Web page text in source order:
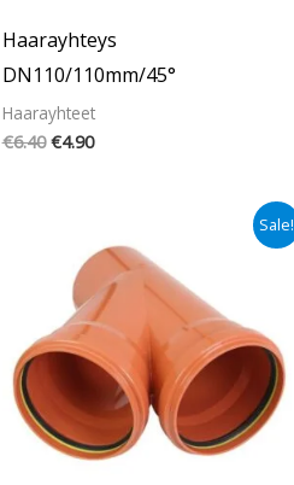
Haarayhteys
DN110/110mm/45°
Haarayhteet
€6.40 €4.90
Sale!
€16.40.
hinta
on:
€12.90.